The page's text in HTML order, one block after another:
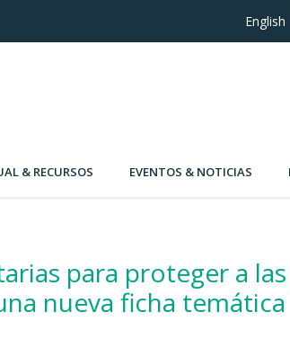
English
& RECURSOS EVENTOS & NOTICIAS
para proteger a
nueva ficha temática